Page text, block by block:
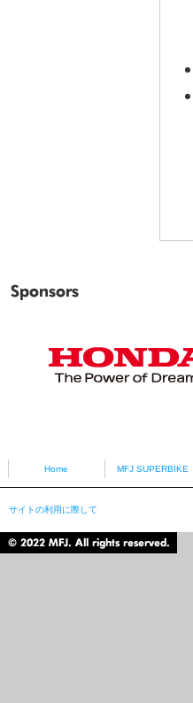
Home MFJ SUPERBIKE
サイトの利用に際して